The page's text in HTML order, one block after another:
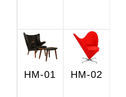
HM-01 HM-02